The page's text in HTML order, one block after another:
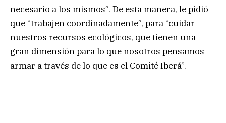
necesario a los mismos”. De esta manera, le pidió
que “trabajen coordinadamente”, para “cuidar
nuestros recursos ecológicos, que tienen una
gran dimensión para lo que nosotros pensamos
armar a través de lo que es el Comité Iberá”.